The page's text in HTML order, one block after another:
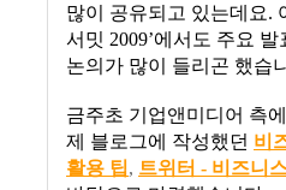
많이 공유되고 있는데요.
서밋 2009’에서도 주요
논의가 많이 들리곤 했습
금주초 기업앤미디어 측
제 블로그에 작성했던 비
활용 팁, 트위터 - 비즈니